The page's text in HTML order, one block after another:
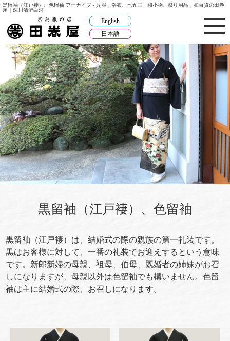
黒留袖（江戸褄）、色留袖 アーカイブ - 呉服、浴衣、七五三、和小物、祭り用品、和百貨の田巻
屋｜深川清澄白河
English
日本語
黒留袖（江戸褄）、色留袖
黒留袖（江戸褄）は、結婚式の際の親族の第一礼装です。
黒はお客様に対して、一番の礼装でお迎えするという意味
です。新郎新婦の母親、祖母、伯母、既婚者の姉妹がお召
しになりますが、母親以外は色留袖でも構いません。色留
袖は主に結婚式の際、お召しになります。